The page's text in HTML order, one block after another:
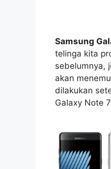
Samsung
telinga kita
sebelumnya,
akan
dilakukan
Galaxy Note